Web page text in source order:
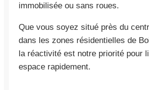
immobilisée ou sans roues.
Que vous soyez situé près du
dans les zones résidentielles de
la réactivité est notre priorité pour
espace rapidement.